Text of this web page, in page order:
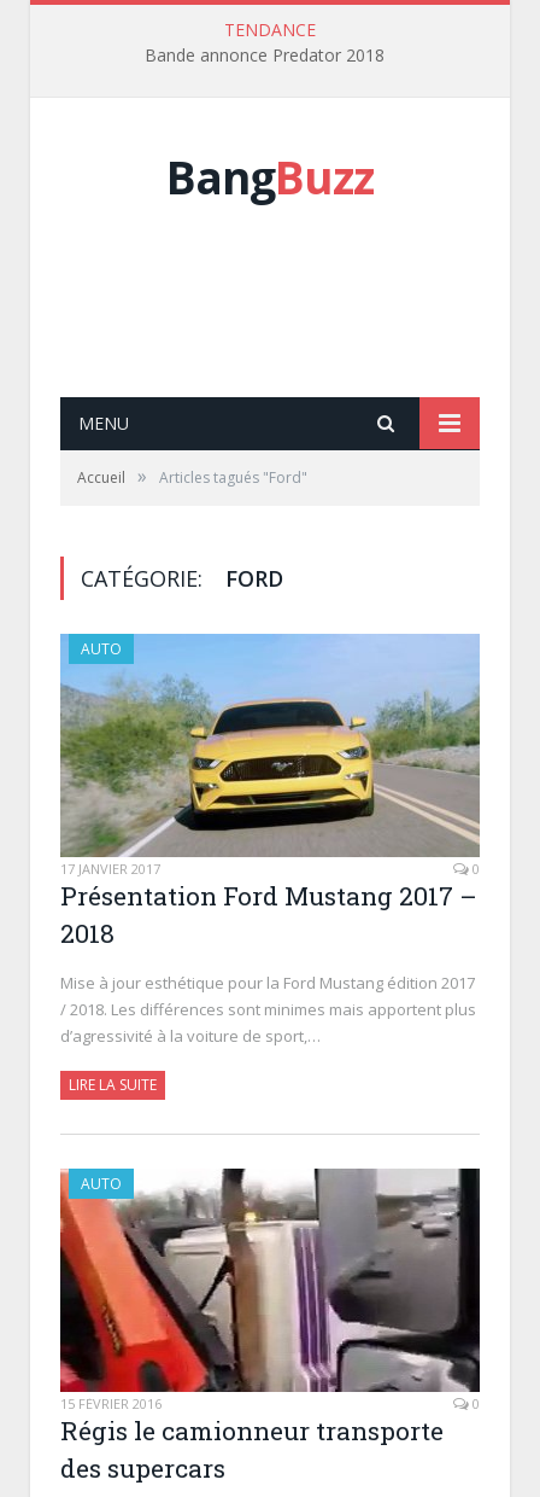
TENDANCE
Bande annonce Predator 2018
BangBuzz
MENU
Accueil » Articles tagués "Ford"
CATÉGORIE: FORD
AUTO
17 JANVIER 2017 0
Présentation Ford Mustang 2017 –
2018
Mise à jour esthétique pour la Ford Mustang édition 2017
/ 2018. Les différences sont minimes mais apportent plus
d’agressivité à la voiture de sport,…
LIRE LA SUITE
AUTO
15 FÉVRIER 2016 0
Régis le camionneur transporte
des supercars